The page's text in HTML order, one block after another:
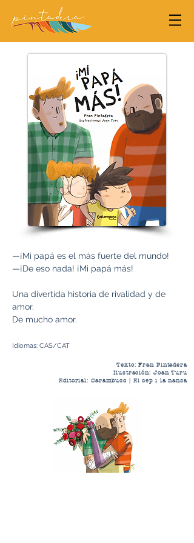
Texto: Fran Pintadera
Ilustración: Joan Turu
Editorial: Carambuco | El cep i la nansa
—¡Mi papá es el más fuerte del mundo!
—¡De eso nada! ¡Mi papá más!
Una divertida historia de rivalidad y de
amor.
De mucho amor.
Idiomas: CAS/CAT